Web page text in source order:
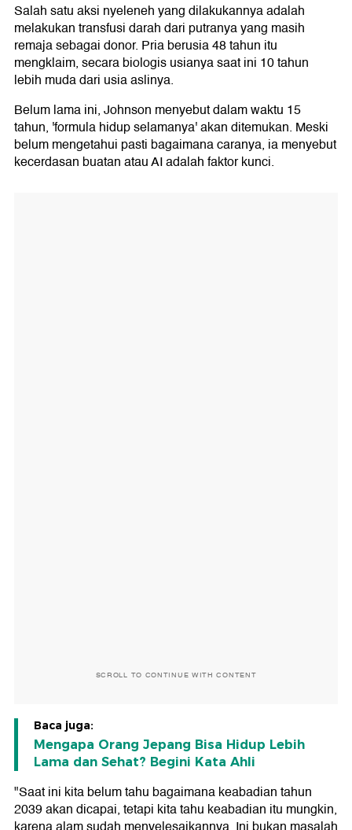
Salah satu aksi nyeleneh yang dilakukannya adalah
melakukan transfusi darah dari putranya yang masih
remaja sebagai donor. Pria berusia 48 tahun itu
mengklaim, secara biologis usianya saat ini 10 tahun
lebih muda dari usia aslinya.
Belum lama ini, Johnson menyebut dalam waktu 15
tahun, 'formula hidup selamanya' akan ditemukan. Meski
belum mengetahui pasti bagaimana caranya, ia menyebut
kecerdasan buatan atau AI adalah faktor kunci.
SCROLL TO CONTINUE WITH CONTENT
Baca juga:
Mengapa Orang Jepang Bisa Hidup Lebih
Lama dan Sehat? Begini Kata Ahli
"Saat ini kita belum tahu bagaimana keabadian tahun
2039 akan dicapai, tetapi kita tahu keabadian itu mungkin,